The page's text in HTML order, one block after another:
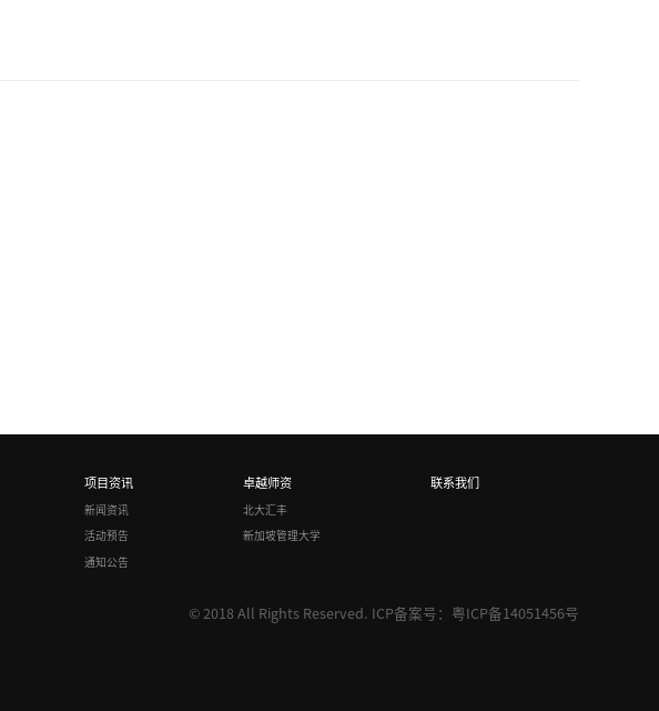
项目资讯
新闻资讯
活动预告
通知公告
卓越师资
北大汇丰
新加坡管理大学
联系我们
© 2018 All Rights Reserved. ICP备案号：粤ICP备14051456号